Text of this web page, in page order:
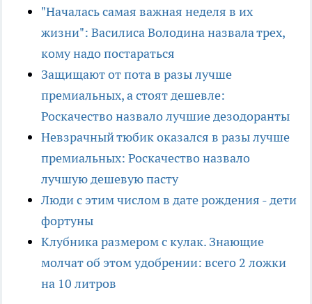
"Началась самая важная неделя в их
жизни": Василиса Володина назвала трех,
кому надо постараться
Защищают от пота в разы лучше
премиальных, а стоят дешевле:
Роскачество назвало лучшие дезодоранты
Невзрачный тюбик оказался в разы лучше
премиальных: Роскачество назвало
лучшую дешевую пасту
Люди с этим числом в дате рождения - дети
фортуны
Клубника размером с кулак. Знающие
молчат об этом удобрении: всего 2 ложки
на 10 литров